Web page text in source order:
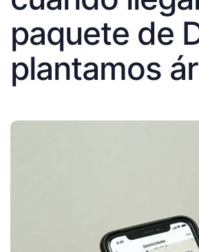
paquete de
plantamos